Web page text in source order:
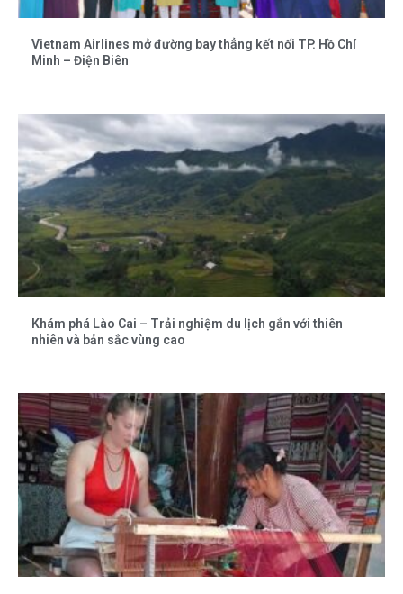
Vietnam Airlines mở đường bay thẳng kết nối TP. Hồ Chí
Minh – Điện Biên
Khám phá Lào Cai – Trải nghiệm du lịch gắn với thiên
nhiên và bản sắc vùng cao